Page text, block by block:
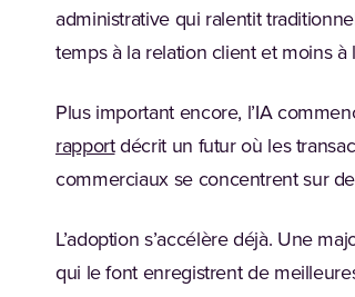
administrative qui ralentit
temps à la relation client et moins à
Plus important encore, l’IA
rapportdécrit un futur où les
commerciaux se concentrent sur
L’adoption s’accélère déjà. Une
qui le font enregistrent de